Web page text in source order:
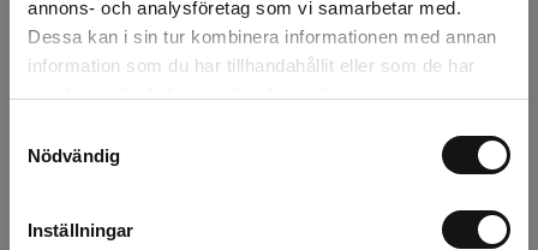
annons- och analysföretag som vi samarbetar med.
Dessa kan i sin tur kombinera informationen med annan
information som du har tillhandahållit eller som de har
samlat in när du har använt deras tjänster.
Nödvändig
Inställningar
Lagerstatus
Årsta 5 st